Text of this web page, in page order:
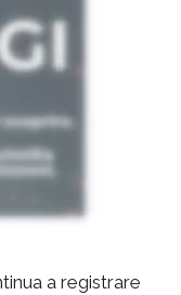
a registrare